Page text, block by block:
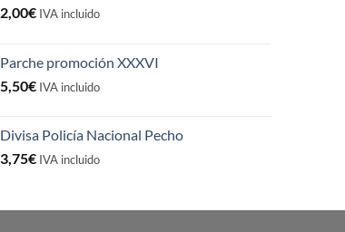
2,00€ IVA incluido
Parche promoción XXXVI
5,50€ IVA incluido
Divisa Policía Nacional Pecho
3,75€ IVA incluido